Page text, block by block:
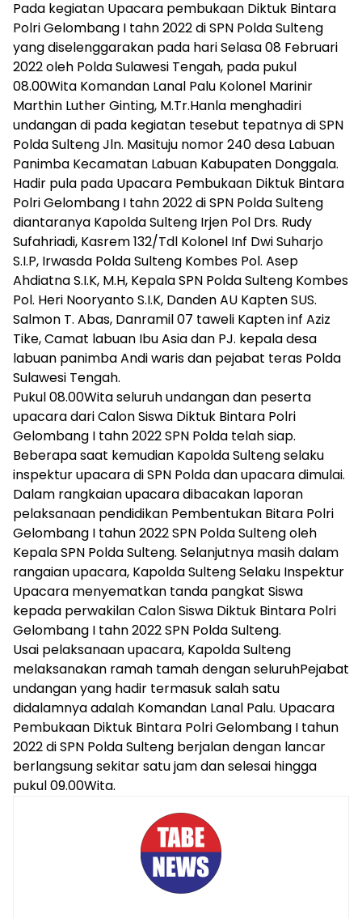
Pada kegiatan Upacara pembukaan Diktuk Bintara
Polri Gelombang I tahn 2022 di SPN Polda Sulteng
yang diselenggarakan pada hari Selasa 08 Februari
2022 oleh Polda Sulawesi Tengah, pada pukul
08.00Wita Komandan Lanal Palu Kolonel Marinir
Marthin Luther Ginting, M.Tr.Hanla menghadiri
undangan di pada kegiatan tesebut tepatnya di SPN
Polda Sulteng Jln. Masituju nomor 240 desa Labuan
Panimba Kecamatan Labuan Kabupaten Donggala.
Hadir pula pada Upacara Pembukaan Diktuk Bintara
Polri Gelombang I tahn 2022 di SPN Polda Sulteng
diantaranya Kapolda Sulteng Irjen Pol Drs. Rudy
Sufahriadi, Kasrem 132/Tdl Kolonel Inf Dwi Suharjo
S.I.P, Irwasda Polda Sulteng Kombes Pol. Asep
Ahdiatna S.I.K, M.H, Kepala SPN Polda Sulteng Kombes
Pol. Heri Nooryanto S.I.K, Danden AU Kapten SUS.
Salmon T. Abas, Danramil 07 taweli Kapten inf Aziz
Tike, Camat labuan Ibu Asia dan PJ. kepala desa
labuan panimba Andi waris dan pejabat teras Polda
Sulawesi Tengah.
Pukul 08.00Wita seluruh undangan dan peserta
upacara dari Calon Siswa Diktuk Bintara Polri
Gelombang I tahn 2022 SPN Polda telah siap.
Beberapa saat kemudian Kapolda Sulteng selaku
inspektur upacara di SPN Polda dan upacara dimulai.
Dalam rangkaian upacara dibacakan laporan
pelaksanaan pendidikan Pembentukan Bitara Polri
Gelombang I tahun 2022 SPN Polda Sulteng oleh
Kepala SPN Polda Sulteng. Selanjutnya masih dalam
rangaian upacara, Kapolda Sulteng Selaku Inspektur
Upacara menyematkan tanda pangkat Siswa
kepada perwakilan Calon Siswa Diktuk Bintara Polri
Gelombang I tahn 2022 SPN Polda Sulteng.
Usai pelaksanaan upacara, Kapolda Sulteng
melaksanakan ramah tamah dengan seluruhPejabat
undangan yang hadir termasuk salah satu
didalamnya adalah Komandan Lanal Palu. Upacara
Pembukaan Diktuk Bintara Polri Gelombang I tahun
2022 di SPN Polda Sulteng berjalan dengan lancar
berlangsung sekitar satu jam dan selesai hingga
pukul 09.00Wita.